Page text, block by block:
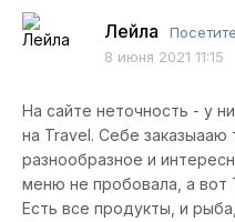
Лейла
8 июня 2021 11:15
На сайте неточность - у
на Travel. Себе заказыааю
разнообразное и
меню не пробовала, а вот
Есть все продукты, и